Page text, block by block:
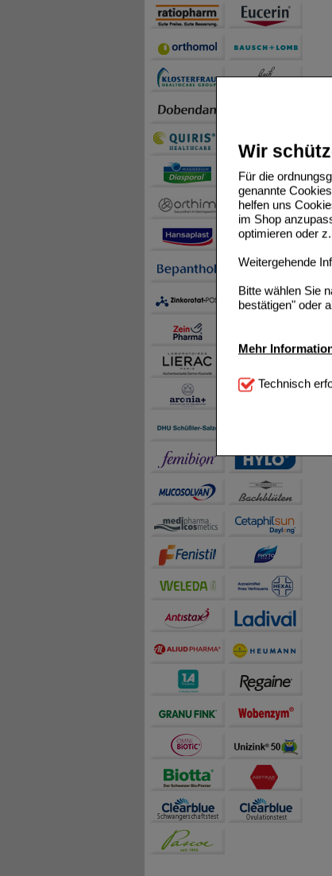
Wir
Für die
genannte
helfen uns
im Shop
optimieren oder
Weitergehende
Bitte wählen Sie
bestätigen" oder
Mehr
Technisch
notwendig sind
Diese
beispielsweise
Inhalte
Statistik &
auch die
teilweise an
Technisch